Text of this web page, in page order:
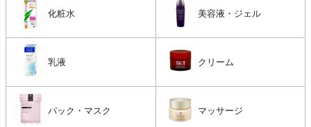
化粧水 美容液・ジェル
乳液 クリーム
パック・マスク マッサージ